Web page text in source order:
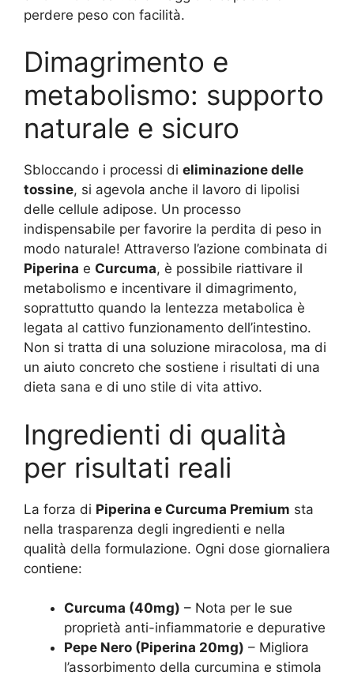
perdere peso con facilità.
Dimagrimento e
metabolismo: supporto
naturale e sicuro
Sbloccando i processi di eliminazione delle
tossine, si agevola anche il lavoro di lipolisi
delle cellule adipose. Un processo
indispensabile per favorire la perdita di peso in
modo naturale! Attraverso l’azione combinata di
Piperina e Curcuma, è possibile riattivare il
metabolismo e incentivare il dimagrimento,
soprattutto quando la lentezza metabolica è
legata al cattivo funzionamento dell’intestino.
Non si tratta di una soluzione miracolosa, ma di
un aiuto concreto che sostiene i risultati di una
dieta sana e di uno stile di vita attivo.
Ingredienti di qualità
per risultati reali
La forza di Piperina e Curcuma Premium sta
nella trasparenza degli ingredienti e nella
qualità della formulazione. Ogni dose giornaliera
contiene:
Curcuma (40mg) – Nota per le sue
proprietà anti-infiammatorie e depurative
Pepe Nero (Piperina 20mg) – Migliora
l’assorbimento della curcumina e stimola